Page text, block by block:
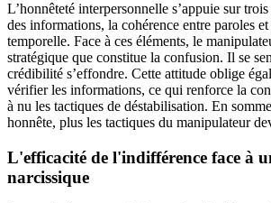
L’honnêteté interpersonnelle s’appuie sur
des informations, la cohérence entre paroles
temporelle. Face à ces éléments, le
stratégique que constitue la confusion. Il se
crédibilité s’effondre. Cette attitude oblige
vérifier les informations, ce qui renforce la
à nu les tactiques de déstabilisation. En
honnête, plus les tactiques du manipulateur
L'efficacité de l'indifférence face à
narcissique